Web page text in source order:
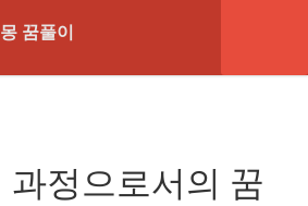
꿈풀이
과정으로서의 꿈